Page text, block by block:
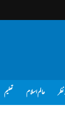
عالم اسلام تعلیم